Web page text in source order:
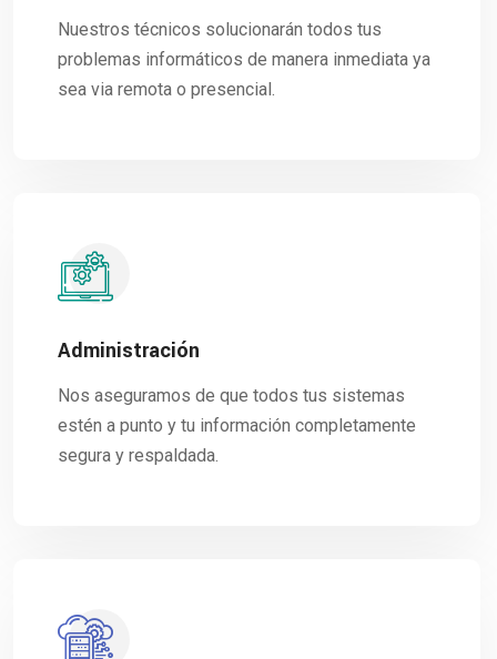
Nuestros técnicos solucionarán todos tus
problemas informáticos de manera inmediata ya
sea via remota o presencial.
Administración
Nos aseguramos de que todos tus sistemas
estén a punto y tu información completamente
segura y respaldada.